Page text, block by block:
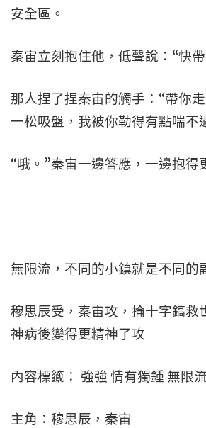
安全區。
秦宙立刻抱住他，低聲說：“快
那人捏了捏秦宙的觸手：“帶你
一松吸盤，我被你勒得有點喘不
“哦。”秦宙一邊答應，一邊抱得
無限流，不同的小鎮就是不同的
穆思辰受，秦宙攻，掄十字鎬救
神病後變得更精神了攻
內容標籤： 強強 情有獨鍾 無限
主角：穆思辰，秦宙